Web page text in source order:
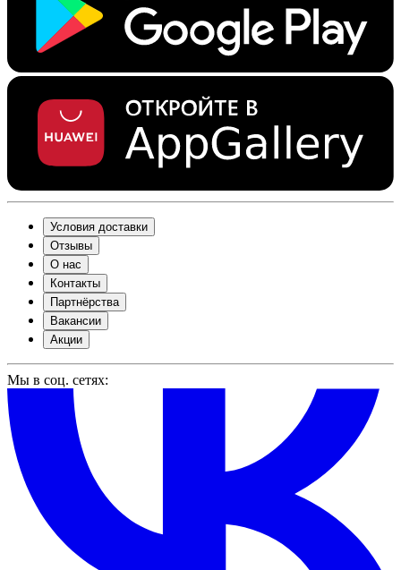
Условия доставки
Отзывы
О нас
Контакты
Партнёрства
Вакансии
Акции
Мы в соц. сетях: